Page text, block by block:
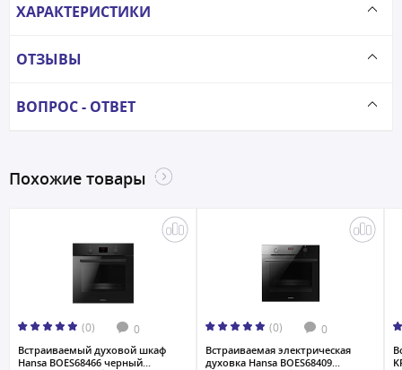
ХАРАКТЕРИСТИКИ
ОТЗЫВЫ
ВОПРОС - ОТВЕТ
Похожие товары
(0) 0
Встраиваемый духовой шкаф
Hansa BOES68466 черный...
(0) 0
Встраиваемая электрическая
духовка Hansa BOES68409...